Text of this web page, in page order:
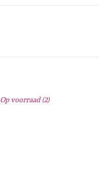
Op voorraad(2)